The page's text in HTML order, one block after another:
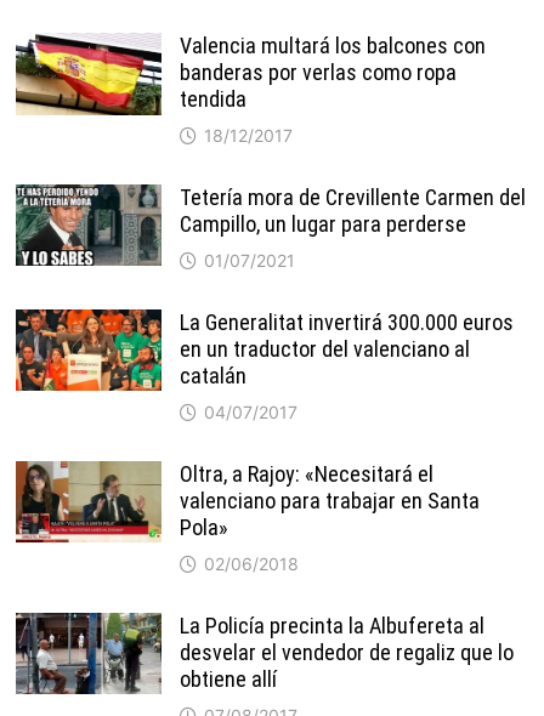
Valencia multará los balcones con
banderas por verlas como ropa
tendida
18/12/2017
Tetería mora de Crevillente Carmen del
Campillo, un lugar para perderse
01/07/2021
La Generalitat invertirá 300.000 euros
en un traductor del valenciano al
catalán
04/07/2017
Oltra, a Rajoy: «Necesitará el
valenciano para trabajar en Santa
Pola»
02/06/2018
La Policía precinta la Albufereta al
desvelar el vendedor de regaliz que lo
obtiene allí